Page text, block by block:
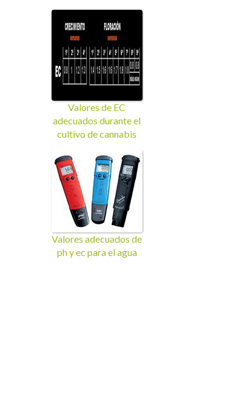
Valores de EC
adecuados durante el
cultivo de cannabis
Valores adecuados de
ph y ec para el agua